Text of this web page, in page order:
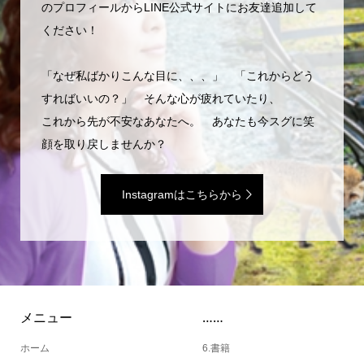
のプロフィールからLINE公式サイトにお友達追加して
ください！
「なぜ私ばかりこんな目に、、、」 「これからどう
すればいいの？」 そんな心が疲れていたり、
これから先が不安なあなたへ。 あなたも今スグに笑
顔を取り戻しませんか？
Instagramはこちらから
メニュー
ホーム
……
6.書籍